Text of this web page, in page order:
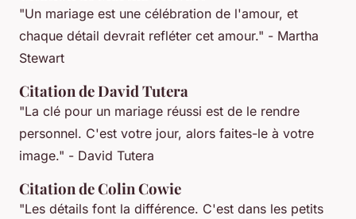
"Un mariage est une célébration de l'amour, et
chaque détail devrait refléter cet amour." - Martha
Stewart
Citation de David Tutera
"La clé pour un mariage réussi est de le rendre
personnel. C'est votre jour, alors faites-le à votre
image." - David Tutera
Citation de Colin Cowie
"Les détails font la différence. C'est dans les petits